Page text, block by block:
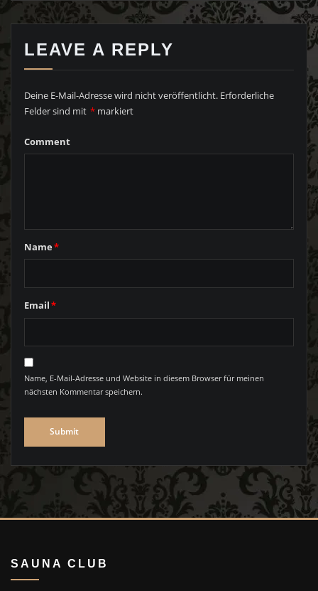
LEAVE A REPLY
Deine E-Mail-Adresse wird nicht veröffentlicht. Erforderliche
Felder sind mit * markiert
Comment
Name*
Email*
Name, E-Mail-Adresse und Website in diesem Browser für meinen
nächsten Kommentar speichern.
SAUNA CLUB